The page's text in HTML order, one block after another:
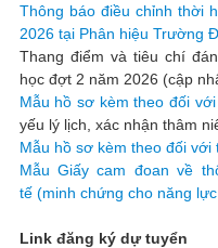
Thông báo điều chỉnh thời
2026 tại Phân hiệu Trường
Thang điểm và tiêu chí
học đợt 2 năm 2026 (cập
Mẫu hồ sơ kèm theo đối
yếu lý lịch, xác nhận thâm
Mẫu hồ sơ kèm theo đối
Mẫu Giấy cam đoan về
tế (minh chứng cho năng
Link đăng ký dự tuyển